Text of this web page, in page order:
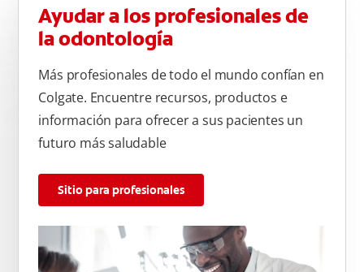
Ayudar a los profesionales de
la odontología
Más profesionales de todo el mundo confían en
Colgate. Encuentre recursos, productos e
información para ofrecer a sus pacientes un
futuro más saludable
Sitio para profesionales